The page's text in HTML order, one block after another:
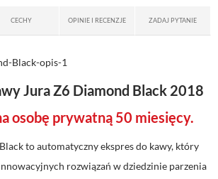
CECHY OPINIE I RECENZJE ZADAJ PYTANIE
Jura Z6 Diamond Black 2018
osobę prywatną 50 miesięcy.
to automatyczny ekspres do kawy, który
rozwiązań w dziedzinie parzenia